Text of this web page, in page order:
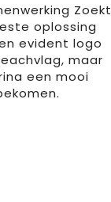
Zoekt
oplossing
evident logo
maar
een mooi